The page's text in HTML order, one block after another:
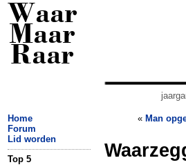
Waar
Maar
Raar
Home
Forum
Lid worden
Top 5
« Man